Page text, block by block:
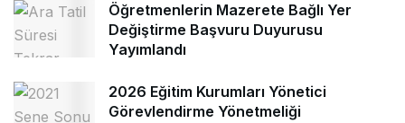
Öğretmenlerin Mazerete Bağlı Yer
Değiştirme Başvuru Duyurusu
Yayımlandı
2026 Eğitim Kurumları Yönetici
Görevlendirme Yönetmeliği